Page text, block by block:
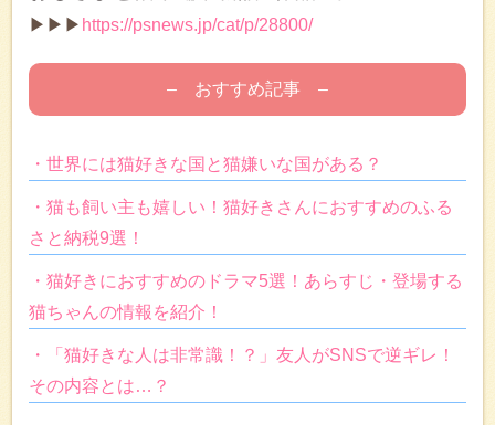
▶▶▶ https://psnews.jp/cat/p/28800/
– おすすめ記事 –
・世界には猫好きな国と猫嫌いな国がある？
・猫も飼い主も嬉しい！猫好きさんにおすすめのふる
さと納税9選！
・猫好きにおすすめのドラマ5選！あらすじ・登場する
猫ちゃんの情報を紹介！
・「猫好きな人は非常識！？」友人がSNSで逆ギレ！
その内容とは…？